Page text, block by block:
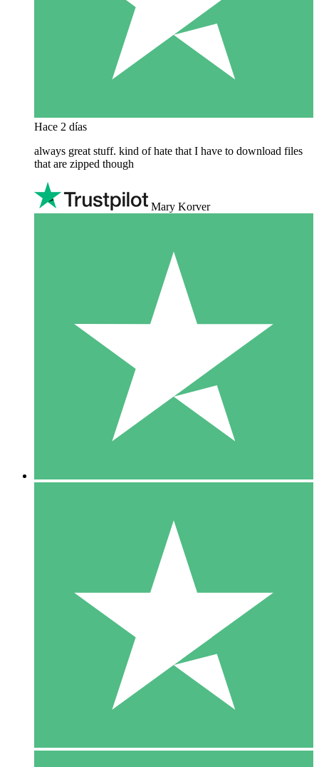
Hace 2 días
always great stuff. kind of hate that I have to download files
that are zipped though
Mary Korver